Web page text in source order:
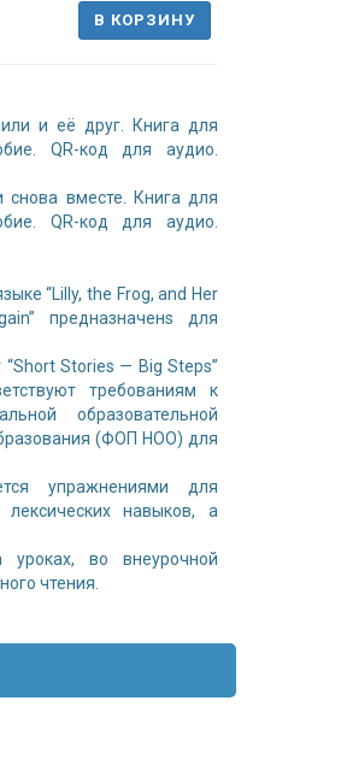
В КОРЗИНУ
и её друг. Книга для
QR-код для аудио.
вместе. Книга для
QR-код для аудио.
“Lilly, the Frog, and Her
предназначенs для
“Short Stories — Big Steps”
требованиям к
образовательной
(ФОП НОО) для
упражнениями для
навыков, а
во внеурочной
чтения.